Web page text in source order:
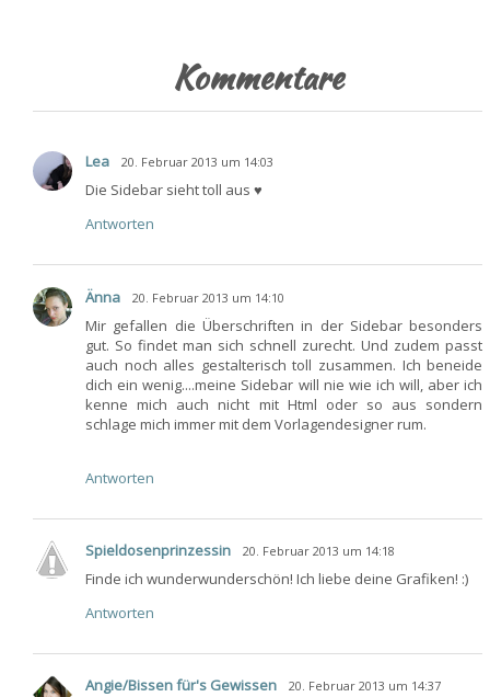
Kommentare
Lea 20. Februar 2013 um 14:03
Die Sidebar sieht toll aus ♥
Antworten
Änna 20. Februar 2013 um 14:10
Mir gefallen die Überschriften in der Sidebar besonders
gut. So findet man sich schnell zurecht. Und zudem passt
auch noch alles gestalterisch toll zusammen. Ich beneide
dich ein wenig....meine Sidebar will nie wie ich will, aber ich
kenne mich auch nicht mit Html oder so aus sondern
schlage mich immer mit dem Vorlagendesigner rum.
Antworten
Spieldosenprinzessin 20. Februar 2013 um 14:18
Finde ich wunderwunderschön! Ich liebe deine Grafiken! :)
Antworten
Angie/Bissen für's Gewissen 20. Februar 2013 um 14:37